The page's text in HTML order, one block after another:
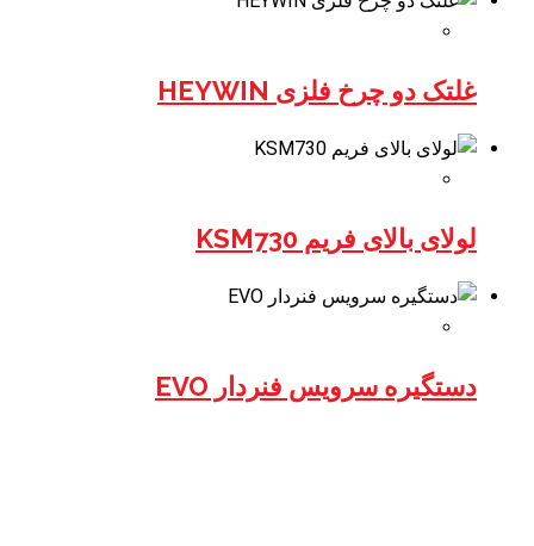
غلتک دو چرخ فلزی HEYWIN
لولای بالای فریم KSM730
دستگیره سرویس فنردار EVO